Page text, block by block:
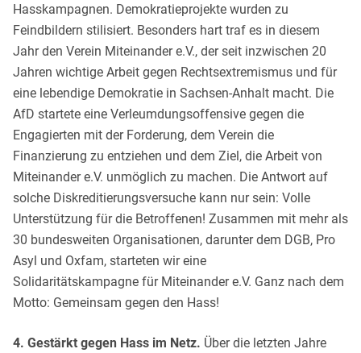
Hasskampagnen. Demokratieprojekte wurden zu
Feindbildern stilisiert. Besonders hart traf es in diesem
Jahr den Verein Miteinander e.V., der seit inzwischen 20
Jahren wichtige Arbeit gegen Rechtsextremismus und für
eine lebendige Demokratie in Sachsen-Anhalt macht. Die
AfD startete eine Verleumdungsoffensive gegen die
Engagierten mit der Forderung, dem Verein die
Finanzierung zu entziehen und dem Ziel, die Arbeit von
Miteinander e.V. unmöglich zu machen. Die Antwort auf
solche Diskreditierungsversuche kann nur sein: Volle
Unterstützung für die Betroffenen! Zusammen mit mehr als
30 bundesweiten Organisationen, darunter dem DGB, Pro
Asyl und Oxfam, starteten wir eine
Solidaritätskampagne für Miteinander e.V. Ganz nach dem
Motto: Gemeinsam gegen den Hass!
4. Gestärkt gegen Hass im Netz. Über die letzten Jahre